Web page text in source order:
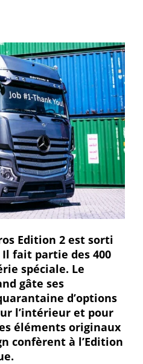
Edition 2 est sorti
Il fait partie des 400
spéciale. Le
gâte ses
d’options
l’intérieur et pour
éléments originaux
confèrent à l’Edition